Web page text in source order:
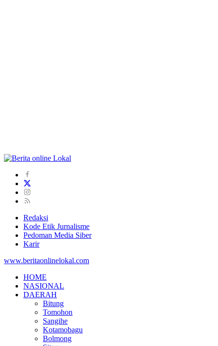
Redaksi
Kode Etik Jurnalisme
Pedoman Media Siber
Karir
www.beritaonlinelokal.com
HOME
NASIONAL
DAERAH
Bitung
Tomohon
Sangihe
Kotamobagu
Bolmong